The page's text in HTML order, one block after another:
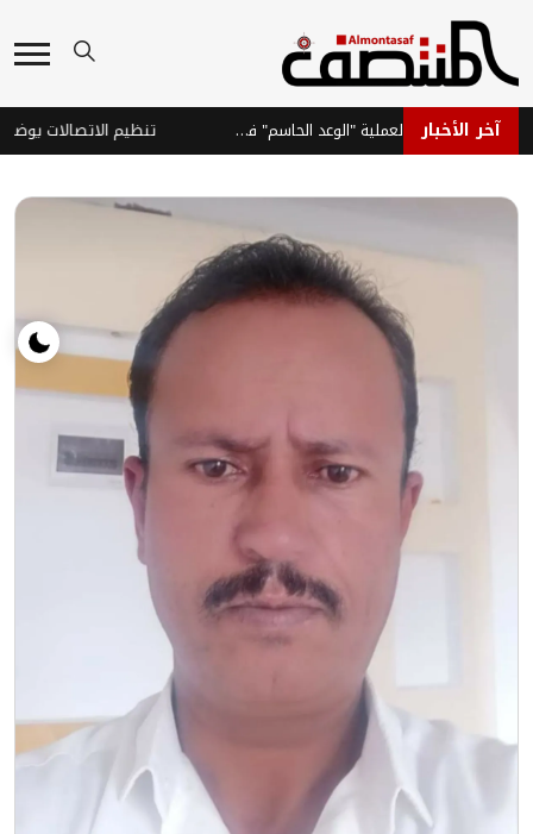
آخر الأخبار القوات الحكومية تبث مشاهد لعملية "الوعد الحاسم" في صعدة